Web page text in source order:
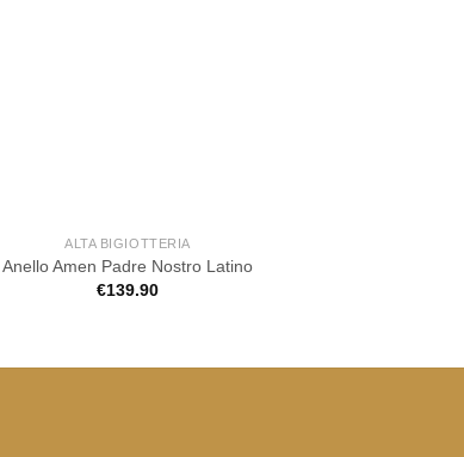
ALTA BIGIOTTERIA
Anello Amen Padre Nostro Latino
€139.90